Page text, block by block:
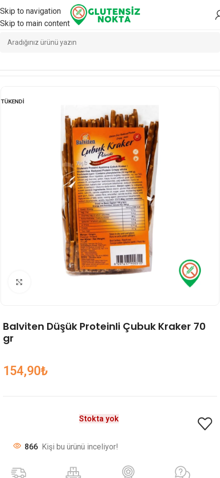
Skip to navigation
Skip to main content
Ana Sayfa Atıştırmalık
TÜKENDI
Balviten Düşük Proteinli Çubuk Kraker 70
gr
154,90₺
Stokta yok
866 Kişi bu ürünü inceliyor!